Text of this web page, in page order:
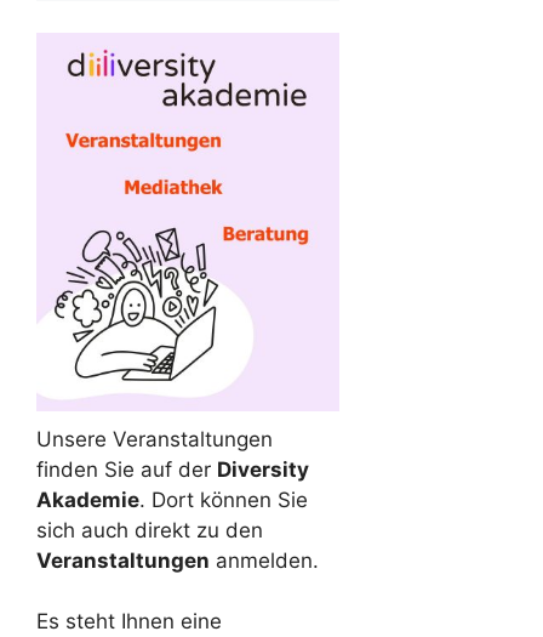
Unsere Veranstaltungen
finden Sie auf der Diversity
Akademie. Dort können Sie
sich auch direkt zu den
Veranstaltungen anmelden.
Es steht Ihnen eine